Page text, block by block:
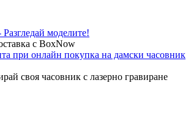
моделите!
с BoxNow
при онлайн покупка на дамски часовник
своя часовник с лазерно гравиране